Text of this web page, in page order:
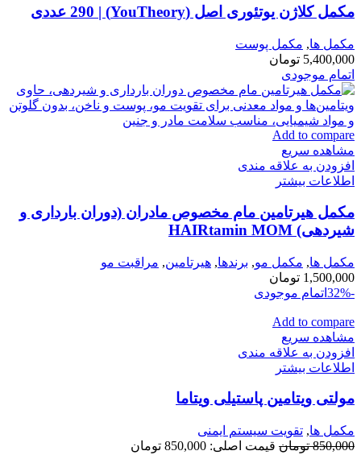
مکمل کلاژن یوتئوری اصل (YouTheory) | 290 عددی
مكمل ها, مکمل پوست
5,400,000 تومان
اتمام موجودی
Add to compare
مشاهده سریع
افزودن به علاقه مندی
اطلاعات بیشتر
مکمل هیرتامین مام مخصوص مادران (دوران بارداری و
شیردهی) HAIRtamin MOM
مكمل ها, مکمل مو, برندها, هیرتامین, مراقبت مو
1,500,000 تومان
-32%
اتمام موجودی
Add to compare
مشاهده سریع
افزودن به علاقه مندی
اطلاعات بیشتر
مولتی ویتامین پاستیلی ويتاما
مكمل ها, تقویت سیستم ایمنی
850,000 تومان
قیمت اصلی: 850,000 تومان